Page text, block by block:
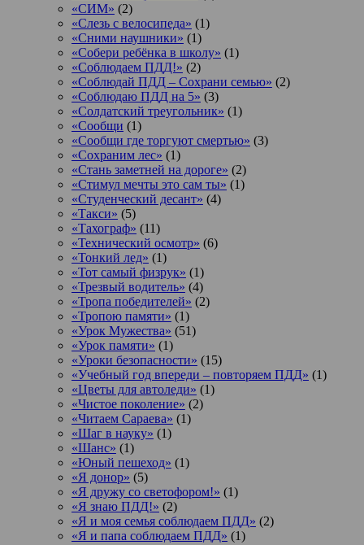
«СИМ» (2)
«Слезь с велосипеда» (1)
«Сними наушники» (1)
«Собери ребёнка в школу» (1)
«Соблюдаем ПДД!» (2)
«Соблюдай ПДД – Сохрани семью» (2)
«Соблюдаю ПДД на 5» (3)
«Солдатский треугольник» (1)
«Сообщи (1)
«Сообщи где торгуют смертью» (3)
«Сохраним лес» (1)
«Стань заметней на дороге» (2)
«Стимул мечты это сам ты» (1)
«Студенческий десант» (4)
«Такси» (5)
«Тахограф» (11)
«Технический осмотр» (6)
«Тонкий лед» (1)
«Тот самый физрук» (1)
«Трезвый водитель» (4)
«Тропа победителей» (2)
«Тропою памяти» (1)
«Урок Мужества» (51)
«Урок памяти» (1)
«Уроки безопасности» (15)
«Учебный год впереди – повторяем ПДД» (1)
«Цветы для автоледи» (1)
«Чистое поколение» (2)
«Читаем Сараева» (1)
«Шаг в науку» (1)
«Шанс» (1)
«Юный пешеход» (1)
«Я донор» (5)
«Я дружу со светофором!» (1)
«Я знаю ПДД!» (2)
«Я и моя семья соблюдаем ПДД» (2)
«Я и папа соблюдаем ПДД» (1)